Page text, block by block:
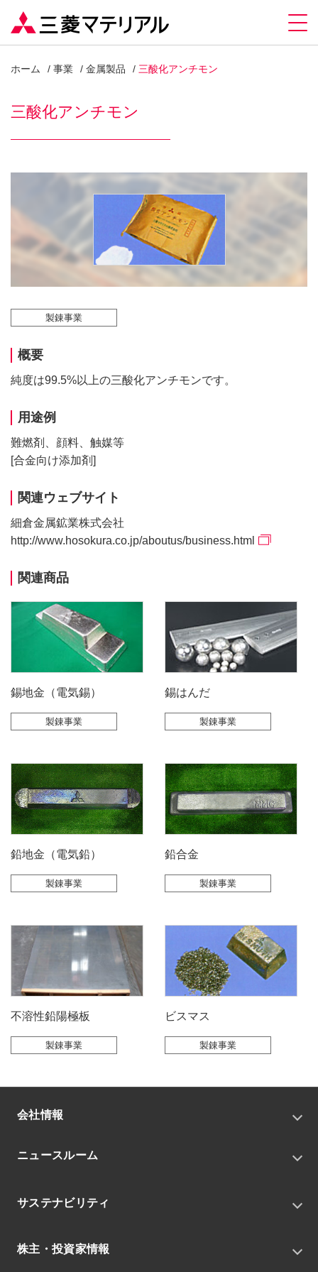
ホーム 事業 金属製品 三酸化アンチモン
三酸化アンチモン
製錬事業
概要
純度は99.5%以上の三酸化アンチモンです。
用途例
難燃剤、顔料、触媒等
[合金向け添加剤]
関連ウェブサイト
細倉金属鉱業株式会社
http://www.hosokura.co.jp/aboutus/business.html
関連商品
錫地金（電気錫）
製錬事業
錫はんだ
製錬事業
鉛地金（電気鉛）
製錬事業
鉛合金
製錬事業
不溶性鉛陽極板
製錬事業
ビスマス
製錬事業
会社情報
会社概要
中期経営戦略
役員
ニュースルーム
トピックス
IRニュース
サステナビリティ
環境
株主・投資家情報